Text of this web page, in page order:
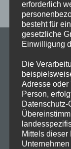
Contact us
Email:
Phone:+49 160
Addresse:E.-M.
Schongau
erforderlich
besteht für
gesetzliche
Einwilligung
Die
Adresse oder
Person,
Datenschutz-
Mittels dieser